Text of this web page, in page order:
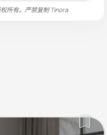
所有。严禁复制Tinora